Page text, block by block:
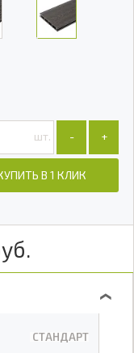
шт. +
-
В 1 КЛИК
❯
СТАНДАРТ